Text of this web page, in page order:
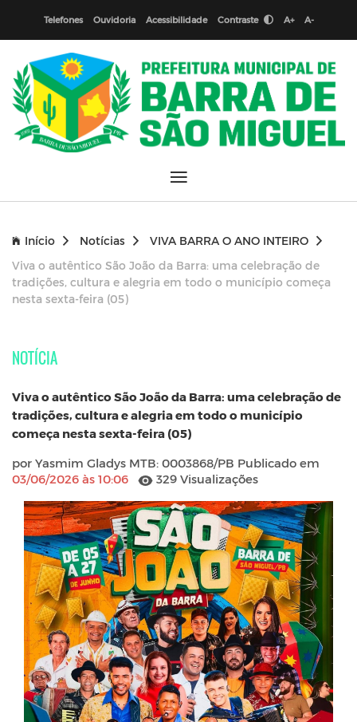
Telefones Ouvidoria Acessibilidade Contraste A+ A-
Início Notícias
VIVA BARRA O ANO INTEIRO
Viva o autêntico São João da Barra: uma celebração de
tradições, cultura e alegria em todo o município começa
nesta sexta-feira (05)
NOTÍCIA
Viva o autêntico São João da Barra: uma celebração de
tradições, cultura e alegria em todo o município
começa nesta sexta-feira (05)
por Yasmim Gladys MTB: 0003868/PB Publicado em
03/06/2026 às 10:06
329 Visualizações